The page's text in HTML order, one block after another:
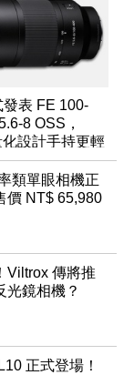
發表 FE 100-
8 OSS，
設計手持更輕
類單眼相機正
價 NT$ 65,980
Viltrox 傳將推
光鏡相機？
正式登場！